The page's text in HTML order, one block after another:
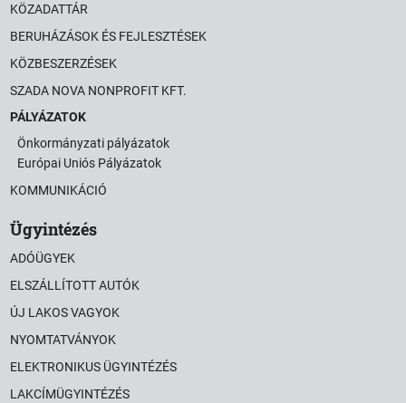
KÖZADATTÁR
BERUHÁZÁSOK ÉS FEJLESZTÉSEK
KÖZBESZERZÉSEK
SZADA NOVA NONPROFIT KFT.
PÁLYÁZATOK
Önkormányzati pályázatok
Európai Uniós Pályázatok
KOMMUNIKÁCIÓ
Ügyintézés
ADÓÜGYEK
ELSZÁLLÍTOTT AUTÓK
ÚJ LAKOS VAGYOK
NYOMTATVÁNYOK
ELEKTRONIKUS ÜGYINTÉZÉS
LAKCÍMÜGYINTÉZÉS